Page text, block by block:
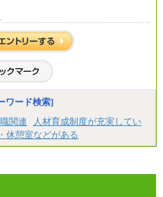
ワード検索]
関連
人材育成制度が充実してい
休憩室などがある